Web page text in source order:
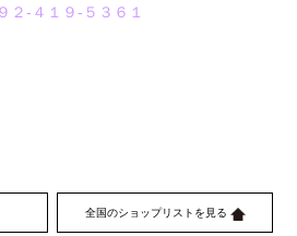
２‐４１９‐５３６１
全国のショップリストを見る